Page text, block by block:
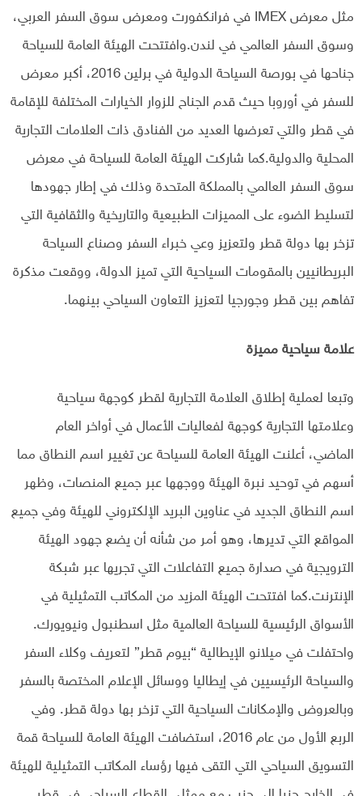
مثل معرض IMEX في فرانكفورت ومعرض سوق السفر العربي،
وسوق السفر العالمي في لندن.وافتتحت الهيئة العامة للسياحة
جناحها في بورصة السياحة الدولية في برلين 2016، أكبر معرض
للسفر في أوروبا حيث قدم الجناح للزوار الخيارات المختلفة للإقامة
في قطر والتي تعرضها العديد من الفنادق ذات العلامات التجارية
المحلية والدولية.كما شاركت الهيئة العامة للسياحة في معرض
سوق السفر العالمي بالمملكة المتحدة وذلك في إطار جهودها
لتسليط الضوء على المميزات الطبيعية والتاريخية والثقافية التي
تزخر بها دولة قطر ولتعزيز وعي خبراء السفر وصناع السياحة
البريطانيين بالمقومات السياحية التي تميز الدولة، ووقعت مذكرة
تفاهم بين قطر وجورجيا لتعزيز التعاون السياحي بينهما.
علامة سياحية مميزة
وتبعا لعملية إطلاق العلامة التجارية لقطر كوجهة سياحية
وعلامتها التجارية كوجهة لفعاليات الأعمال في أواخر العام
الماضي، أعلنت الهيئة العامة للسياحة عن تغيير اسم النطاق مما
أسهم في توحيد نبرة الهيئة ووجهها عبر جميع المنصات، وظهر
اسم النطاق الجديد في عناوين البريد الإلكتروني للهيئة وفي جميع
المواقع التي تديرها، وهو أمر من شأنه أن يضع جهود الهيئة
الترويجية في صدارة جميع التفاعلات التي تجريها عبر شبكة
الإنترنت.كما افتتحت الهيئة المزيد من المكاتب التمثيلية في
الأسواق الرئيسية للسياحة العالمية مثل اسطنبول ونيويورك.
واحتفلت في ميلانو الإيطالية “بيوم قطر” لتعريف وكلاء السفر
والسياحة الرئيسيين في إيطاليا ووسائل الإعلام المختصة بالسفر
وبالعروض والإمكانات السياحية التي تزخر بها دولة قطر. وفي
الربع الأول من عام 2016، استضافت الهيئة العامة للسياحة قمة
التسويق السياحي التي التقى فيها رؤساء المكاتب التمثيلية للهيئة